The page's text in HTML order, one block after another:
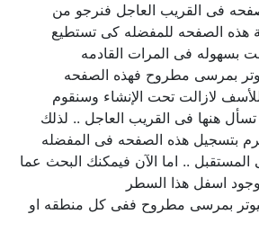
فى القريب العاجل فنرجو من
هذه الصفحه للمفضله كى تستطيع
بسهوله فى المرات القادمه
بمرسى مطروح فهذه الصفحه
لازالت تحت الإنشاء وسنقوم
تسأل هنها فى القريب العاجل .. لذلك
بتسجيل هذه الصفحه فى المفضله
.. اما الآن فيمكنك البحث عما
اسفل هذا السطر
بمرسى مطروح ففى كل منطقه او